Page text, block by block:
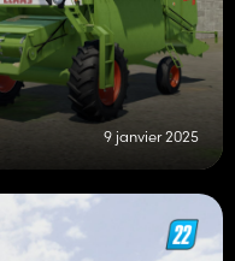
9 janvier 2025